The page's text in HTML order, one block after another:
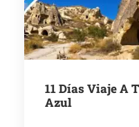
11 Días Viaje A
Azul